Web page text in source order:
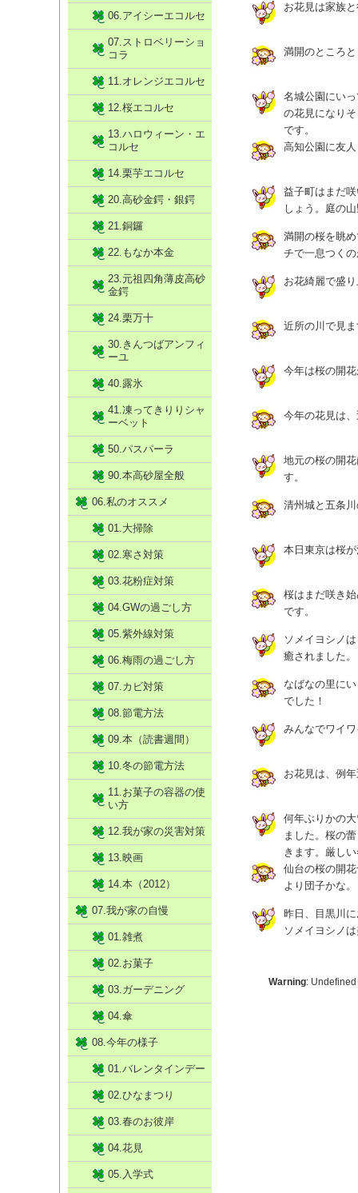
お花見は家族
満開のところ
名城公園にい
の花見になり
です。
高知公園に友
益子町はまだ
しょう。庭の
満開の桜を眺
チで一息つく
お花綺麗で盛
近所の川で見
今年は桜の開
今年の花見は
地元の桜の開
す。
清州城と五条
本日東京は桜
桜はまだ咲き
です。
ソメイヨシノ
癒されました。
なばなの里に
でした！
みんなでワイ
お花見は、例
何年ぶりかの
ました。桜の
きます。厳し
仙台の桜の開
より団子かな。
昨日、目黒川
ソメイヨシノ
Warning:
06.アイシーエコルセ
07.ストロベリーショ
コラ
11.オレンジエコルセ
12.桜エコルセ
13.ハロウィーン・エ
コルセ
14.栗芋エコルセ
20.高砂金鍔・銀鍔
21.銅鑼
22.もなか本金
23.元祖四角薄皮高砂
金鍔
24.栗万十
30.きんつばアンフィ
ーユ
40.露氷
41.凍ってきりりシャ
ーベット
50.パスパーラ
90.本高砂屋全般
06.私のオススメ
01.大掃除
02.寒さ対策
03.花粉症対策
04.GWの過ごし方
05.紫外線対策
06.梅雨の過ごし方
07.カビ対策
08.節電方法
09.本（読書週間）
10.冬の節電方法
11.お菓子の容器の使
い方
12.我が家の災害対策
13.映画
14.本（2012）
07.我が家の自慢
01.雑煮
02.お菓子
03.ガーデニング
04.傘
08.今年の様子
01.バレンタインデー
02.ひなまつり
03.春のお彼岸
04.花見
05.入学式